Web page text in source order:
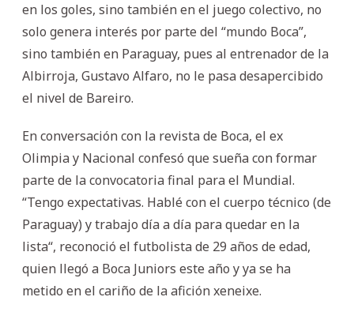
en los goles, sino también en el juego colectivo, no
solo genera interés por parte del “mundo Boca”,
sino también en Paraguay, pues al entrenador de la
Albirroja, Gustavo Alfaro, no le pasa desapercibido
el nivel de Bareiro.
En conversación con la revista de Boca, el ex
Olimpia y Nacional confesó que sueña con formar
parte de la convocatoria final para el Mundial.
“Tengo expectativas. Hablé con el cuerpo técnico (de
Paraguay) y trabajo día a día para quedar en la
lista“, reconoció el futbolista de 29 años de edad,
quien llegó a Boca Juniors este año y ya se ha
metido en el cariño de la afición xeneixe.